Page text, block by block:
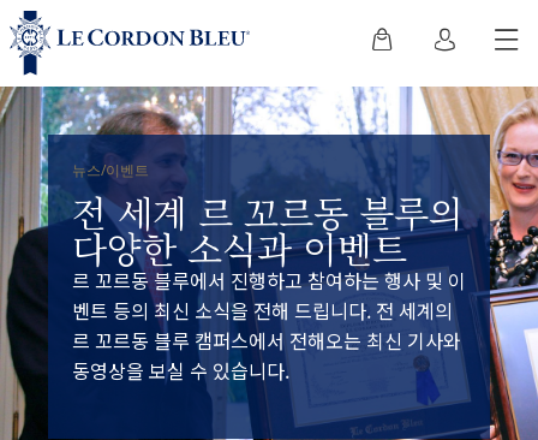
뉴스/이벤트
전 세계 르 꼬르동 블루의
다양한 소식과 이벤트
르 꼬르동 블루에서 진행하고 참여하는 행사 및 이
벤트 등의 최신 소식을 전해 드립니다. 전 세계의
르 꼬르동 블루 캠퍼스에서 전해오는 최신 기사와
동영상을 보실 수 있습니다.